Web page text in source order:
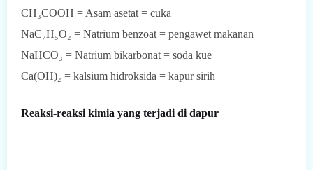
CH₃COOH = Asam asetat = cuka
NaC₇H₅O₂ = Natrium benzoat = pengawet makanan
NaHCO₃ = Natrium bikarbonat = soda kue
Ca(OH)₂ = kalsium hidroksida = kapur sirih
Reaksi-reaksi kimia yang terjadi di dapur